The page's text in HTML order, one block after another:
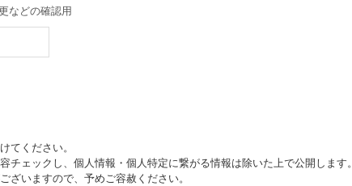
などの確認用
てください。
チェックし、個人情報・個人特定に繋がる情報は除いた上で公開します。
ざいますので、予めご容赦ください。